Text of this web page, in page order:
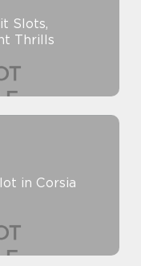
Slots,
Thrills
in Corsia